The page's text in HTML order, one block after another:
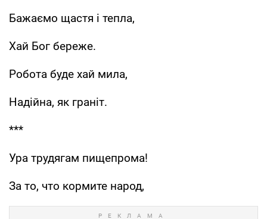
Бажаємо щастя і тепла,
Хай Бог береже.
Робота буде хай мила,
Надійна, як граніт.
***
Ура трудягам пищепрома!
За то, что кормите народ,